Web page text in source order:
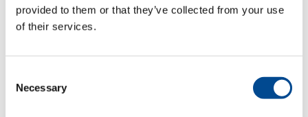
provided to them or that they’ve collected from your use
of their services.
Selection
Necessary
juli 2023